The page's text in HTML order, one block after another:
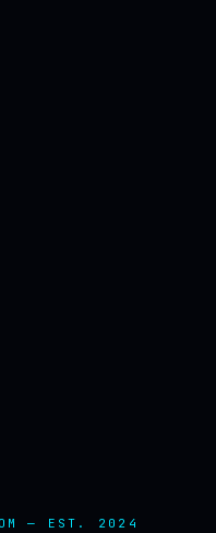
— EST. 2024